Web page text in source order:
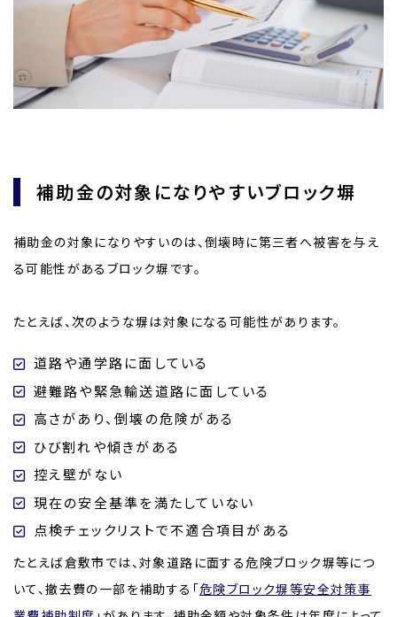
補助金の対象になりやすいブロック塀
補助金の対象になりやすいのは、倒壊時に第三者へ被害を与え
る可能性があるブロック塀です。
たとえば、次のような塀は対象になる可能性があります。
道路や通学路に面している
避難路や緊急輸送道路に面している
高さがあり、倒壊の危険がある
ひび割れや傾きがある
控え壁がない
現在の安全基準を満たしていない
点検チェックリストで不適合項目がある
たとえば倉敷市では、対象道路に面する危険ブロック塀等につ
いて、撤去費の一部を補助する「危険ブロック塀等安全対策事